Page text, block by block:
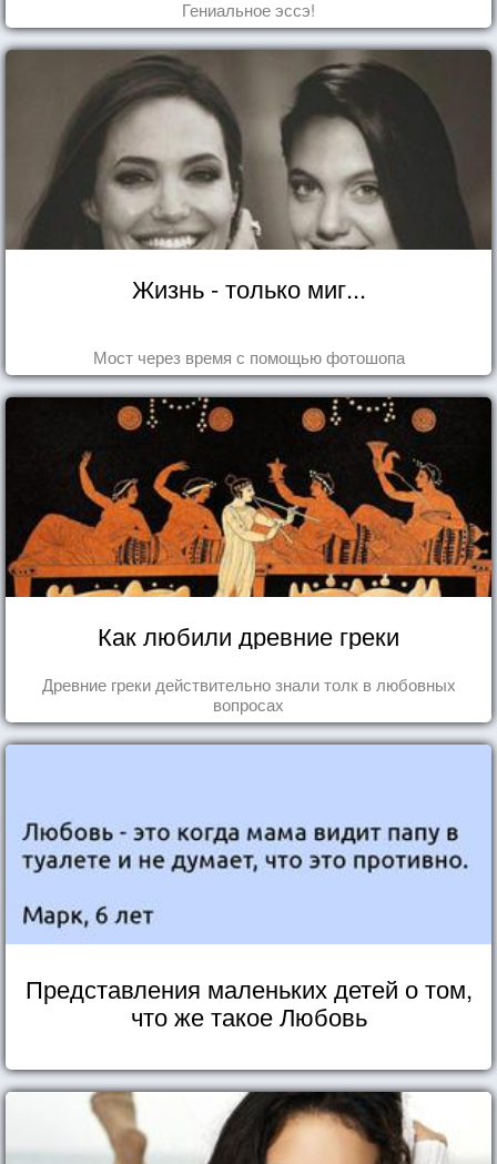
Гениальное эссэ!
Жизнь - только миг...
Мост через время с помощью фотошопа
Как любили древние греки
Древние греки действительно знали толк в любовных
вопросах
Представления маленьких детей о том,
что же такое Любовь